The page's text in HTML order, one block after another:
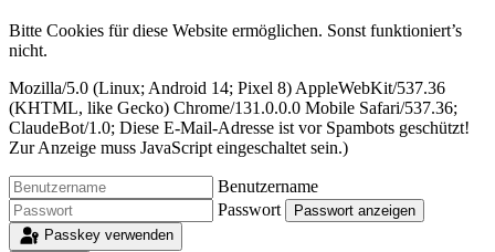
Bitte Cookies für diese Website ermöglichen. Sonst funktioniert’s
nicht.
Mozilla/5.0 (Linux; Android 14; Pixel 8) AppleWebKit/537.36
(KHTML, like Gecko) Chrome/131.0.0.0 Mobile Safari/537.36;
ClaudeBot/1.0; Diese E-Mail-Adresse ist vor Spambots geschützt!
Zur Anzeige muss JavaScript eingeschaltet sein.)
Benutzername
Passwort
Passwort anzeigen
Passkey verwenden